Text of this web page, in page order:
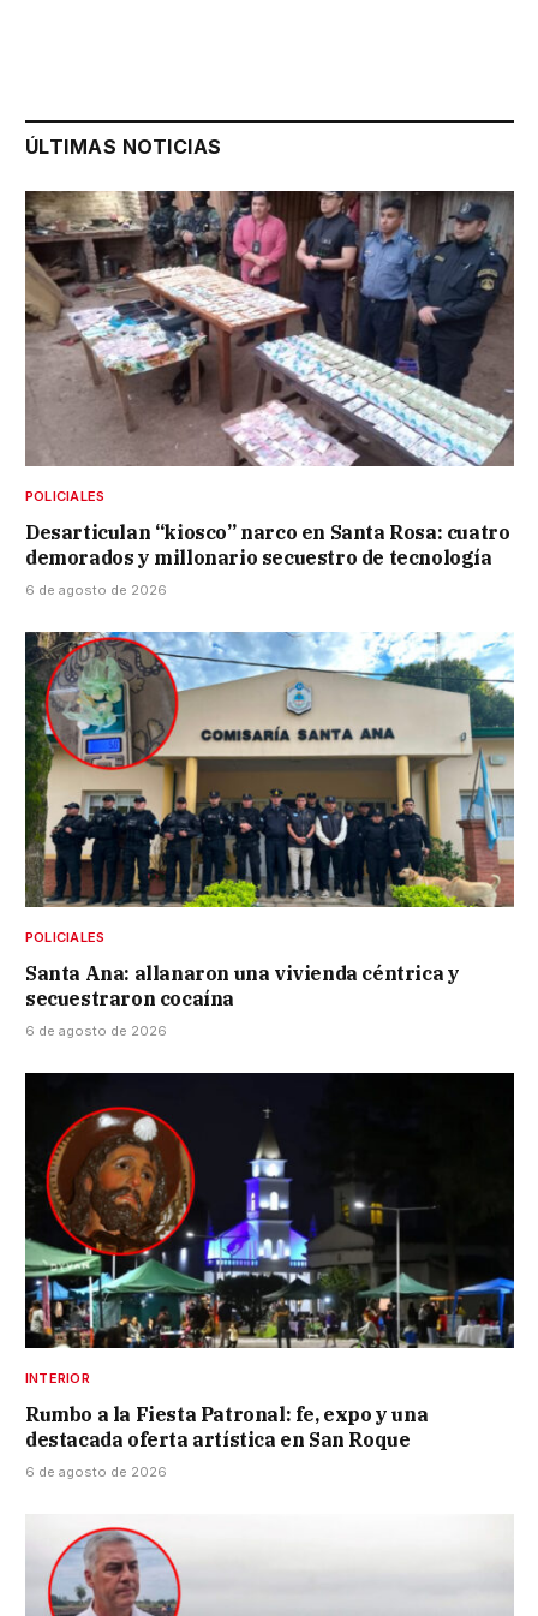
ÚLTIMAS NOTICIAS
POLICIALES
Desarticulan “kiosco” narco en Santa Rosa: cuatro
demorados y millonario secuestro de tecnología
6 de agosto de 2026
POLICIALES
Santa Ana: allanaron una vivienda céntrica y
secuestraron cocaína
6 de agosto de 2026
INTERIOR
Rumbo a la Fiesta Patronal: fe, expo y una
destacada oferta artística en San Roque
6 de agosto de 2026